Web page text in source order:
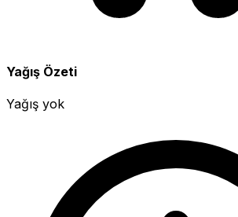
Yağış Özeti
Yağış yok